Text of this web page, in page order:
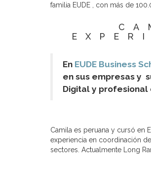
familia EUDE , con más de
En EUDE Business
en sus empresas y
Digital y profesional
Camila es peruana y cursó en
experiencia en coordinación
sectores. Actualmente Long